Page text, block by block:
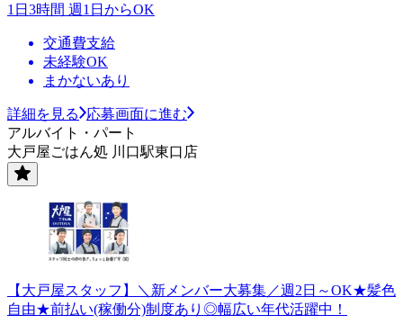
1日3時間 週1日からOK
交通費支給
未経験OK
まかないあり
詳細を見る
応募画面に進む
アルバイト・パート
大戸屋ごはん処 川口駅東口店
【大戸屋スタッフ】＼新メンバー大募集／週2日～OK★髪色
自由★前払い(稼働分)制度あり◎幅広い年代活躍中！